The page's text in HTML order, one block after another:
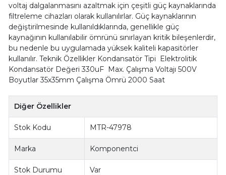
voltaj dalgalanmasını azaltmak için çeşitli güç kaynaklarında
filtreleme cihazları olarak kullanılırlar. Güç kaynaklarının
değiştirilmesinde kullanıldıklarında, genellikle güç
kaynağının kullanılabilir ömrünü sınırlayan kritik bileşenlerdir,
bu nedenle bu uygulamada yüksek kaliteli kapasitörler
kullanılır. Teknik Özellikler Kondansatör Tipi Elektrolitik
Kondansatör Değeri 330uF Max. Çalışma Voltajı 500V
Boyutlar 35x35mm Çalışma Ömrü 2000 Saat
Diğer Özellikler
Stok Kodu MTR-47978
Marka Komponentci
Stok Durumu Var